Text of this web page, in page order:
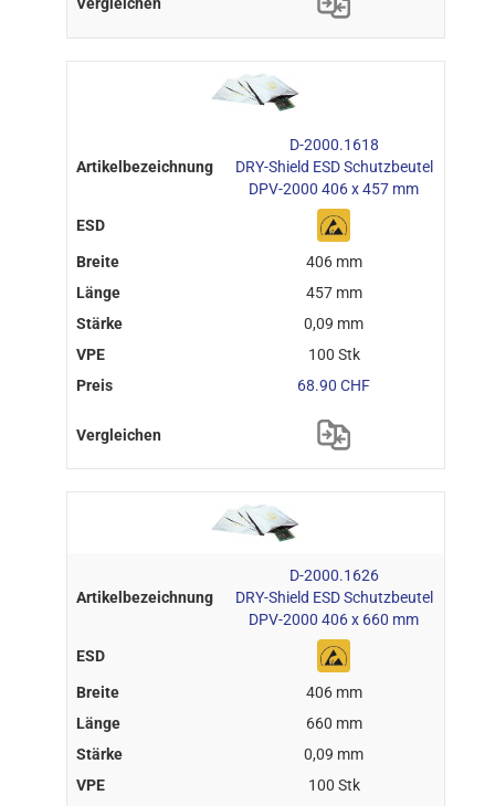
D-2000.1618
DRY-Shield ESD Schutzbeutel
DPV-2000 406 x 457 mm
406 mm
457 mm
0,09 mm
100 Stk
68.90 CHF
D-2000.1626
DRY-Shield ESD Schutzbeutel
DPV-2000 406 x 660 mm
406 mm
660 mm
0,09 mm
100 Stk